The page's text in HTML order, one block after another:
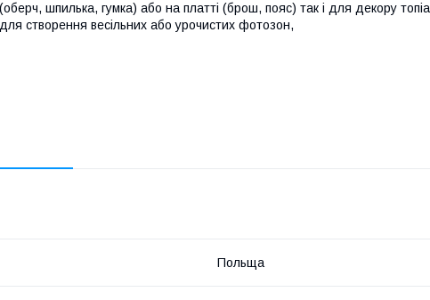
шпилька, гумка) або на платті (брош, пояс) так і для декору
створення весільних або урочистих фотозон,
Польща